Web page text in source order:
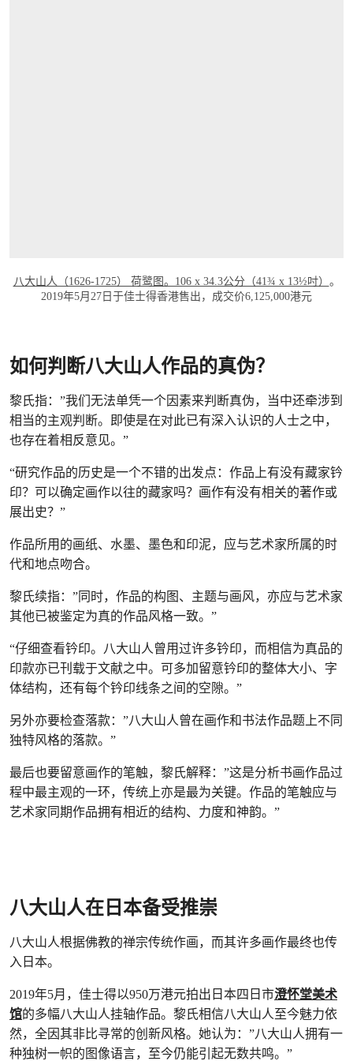
八大山人（1626-1725） 荷鹭图。106 x 34.3公分（41¾ x 13½吋） 。
2019年5月27日于佳士得香港售出，成交价6,125,000港元
如何判断八大山人作品的真伪？
黎氏指：”我们无法单凭一个因素来判断真伪，当中还牵涉到
相当的主观判断。即使是在对此已有深入认识的人士之中，
也存在着相反意见。”
“研究作品的历史是一个不错的出发点：作品上有没有藏家钤
印？可以确定画作以往的藏家吗？画作有没有相关的著作或
展出史？”
作品所用的画纸、水墨、墨色和印泥，应与艺术家所属的时
代和地点吻合。
黎氏续指：”同时，作品的构图、主题与画风，亦应与艺术家
其他已被鉴定为真的作品风格一致。”
“仔细查看钤印。八大山人曾用过许多钤印，而相信为真品的
印款亦已刊载于文献之中。可多加留意钤印的整体大小、字
体结构，还有每个钤印线条之间的空隙。”
另外亦要检查落款：”八大山人曾在画作和书法作品题上不同
独特风格的落款。”
最后也要留意画作的笔触，黎氏解释：”这是分析书画作品过
程中最主观的一环，传统上亦是最为关键。作品的笔触应与
艺术家同期作品拥有相近的结构、力度和神韵。”
八大山人在日本备受推崇
八大山人根据佛教的禅宗传统作画，而其许多画作最终也传
入日本。
2019年5月，佳士得以950万港元拍出日本四日市澄怀堂美术
馆的多幅八大山人挂轴作品。黎氏相信八大山人至今魅力依
然，全因其非比寻常的创新风格。她认为：”八大山人拥有一
种独树一帜的图像语言，至今仍能引起无数共鸣。”